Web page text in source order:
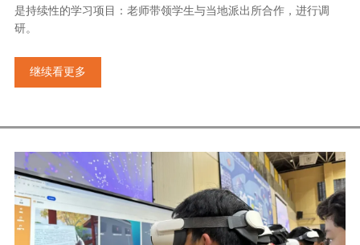
是持续性的学习项目：老师带领学生与当地派出所合作，进行调
研。
继续看更多